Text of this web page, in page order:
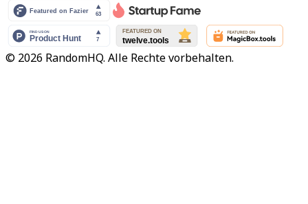
© 2026 RandomHQ. Alle Rechte vorbehalten.